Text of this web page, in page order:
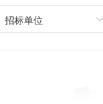
招标单位